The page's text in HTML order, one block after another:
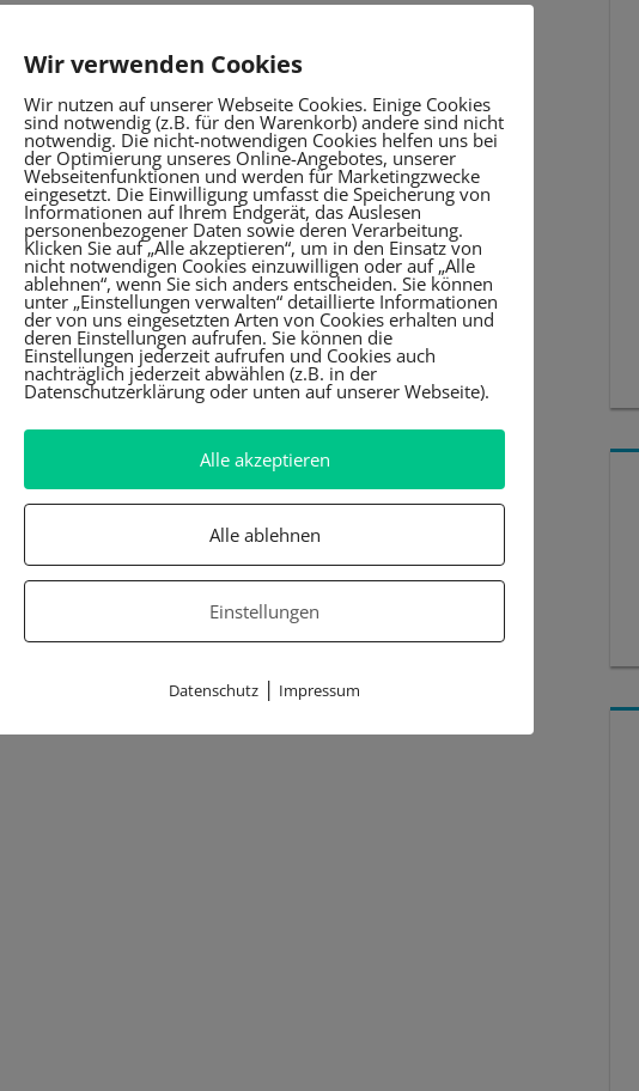
Wir verwenden Cookies
Wir nutzen auf unserer Webseite Cookies. Einige Cookies
sind notwendig (z.B. für den Warenkorb) andere sind nicht
notwendig. Die nicht-notwendigen Cookies helfen uns bei
der Optimierung unseres Online-Angebotes, unserer
Webseitenfunktionen und werden für Marketingzwecke
eingesetzt. Die Einwilligung umfasst die Speicherung von
Informationen auf Ihrem Endgerät, das Auslesen
personenbezogener Daten sowie deren Verarbeitung.
Klicken Sie auf „Alle akzeptieren“, um in den Einsatz von
nicht notwendigen Cookies einzuwilligen oder auf „Alle
ablehnen“, wenn Sie sich anders entscheiden. Sie können
unter „Einstellungen verwalten“ detaillierte Informationen
der von uns eingesetzten Arten von Cookies erhalten und
deren Einstellungen aufrufen. Sie können die
Einstellungen jederzeit aufrufen und Cookies auch
nachträglich jederzeit abwählen (z.B. in der
Datenschutzerklärung oder unten auf unserer Webseite).
Alle akzeptieren
Alle ablehnen
Einstellungen
Datenschutz | Impressum